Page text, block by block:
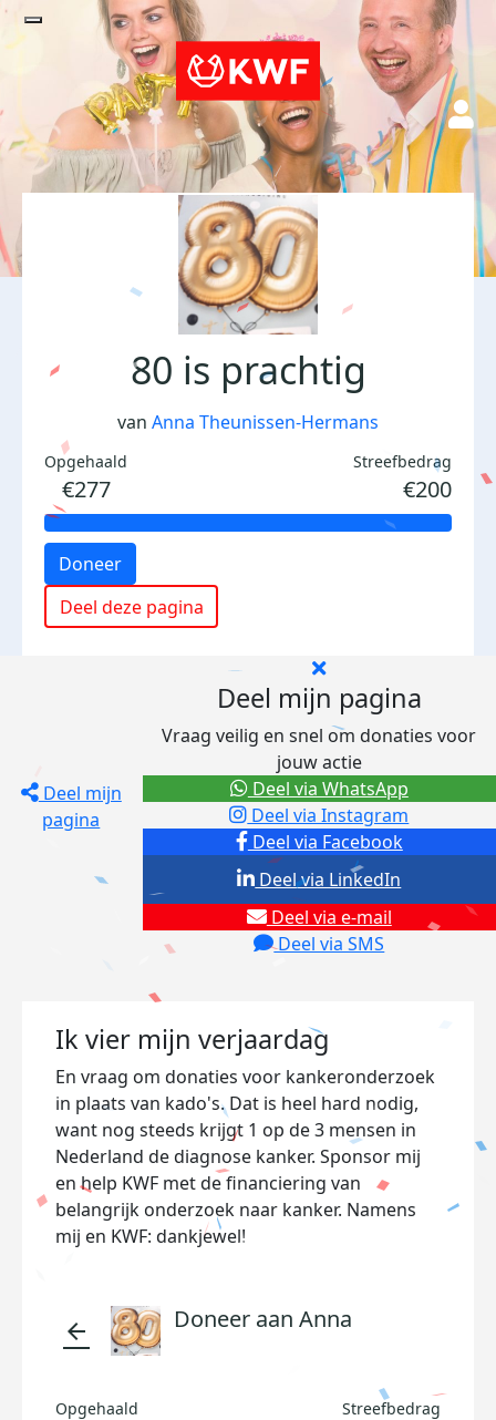
80 is prachtig
van Anna Theunissen-Hermans
Opgehaald
€277
Streefbedrag
€200
Doneer
Deel deze pagina
Deel mijn
pagina
Deel mijn pagina
Vraag veilig en snel om donaties voor
jouw actie
Deel via Facebook
Deel via Instagram
Deel via e-mail
Deel via SMS
Deel via LinkedIn
Deel via WhatsApp
Ik vier mijn verjaardag
En vraag om donaties voor kankeronderzoek
in plaats van kado's. Dat is heel hard nodig,
want nog steeds krijgt 1 op de 3 mensen in
Nederland de diagnose kanker. Sponsor mij
en help KWF met de financiering van
belangrijk onderzoek naar kanker. Namens
mij en KWF: dankjewel!
arrow_back Doneer aan Anna
Opgehaald Streefbedrag